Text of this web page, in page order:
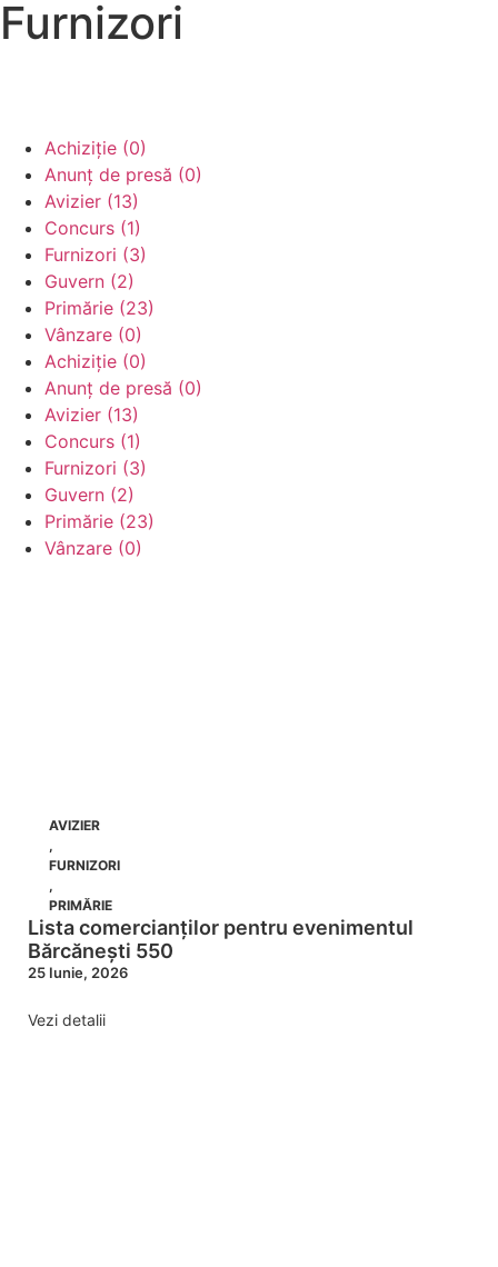
Furnizori
Achiziție (0)
Anunț de presă (0)
Avizier (13)
Concurs (1)
Furnizori (3)
Guvern (2)
Primărie (23)
Vânzare (0)
Achiziție (0)
Anunț de presă (0)
Avizier (13)
Concurs (1)
Furnizori (3)
Guvern (2)
Primărie (23)
Vânzare (0)
AVIZIER
,
FURNIZORI
,
PRIMĂRIE
Lista comercianților pentru evenimentul
Bărcănești 550
25 Iunie, 2026
Vezi detalii